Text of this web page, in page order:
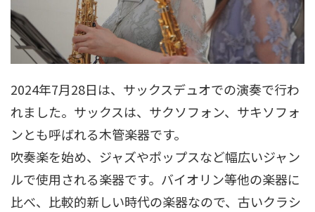
2024年7月28日は、サックスデュオでの演奏で行わ
れました。サックスは、サクソフォン、サキソフォ
ンとも呼ばれる木管楽器です。
吹奏楽を始め、ジャズやポップスなど幅広いジャン
ルで使用される楽器です。バイオリン等他の楽器に
比べ、比較的新しい時代の楽器なので、古いクラシ